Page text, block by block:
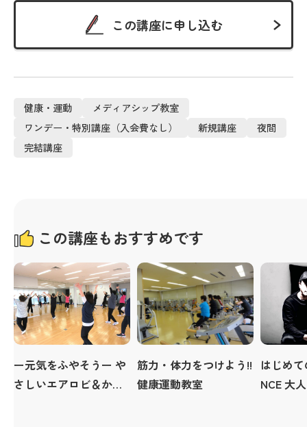
この講座に申し込む
健康・運動
メディアシップ教室
ワンデー・特別講座（入会費なし）
新規講座
夜間
完結講座
この講座もおすすめです
ー元気をふやそうー や
さしいエアロビ＆かん
筋力・体力をつけよう!!
健康運動教室
はじめ
NCE 大